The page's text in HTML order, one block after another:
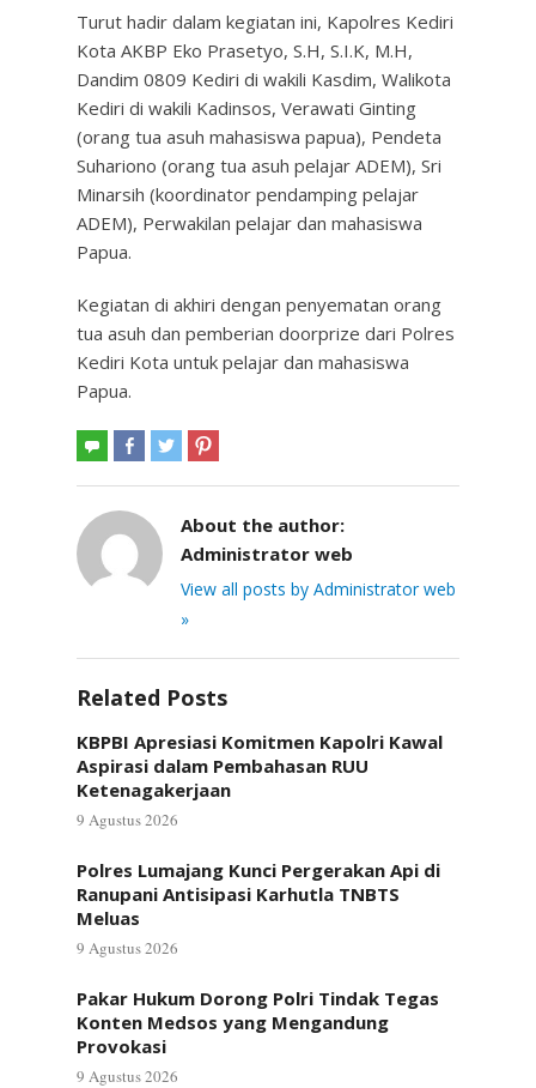
Turut hadir dalam kegiatan ini, Kapolres Kediri
Kota AKBP Eko Prasetyo, S.H, S.I.K, M.H,
Dandim 0809 Kediri di wakili Kasdim, Walikota
Kediri di wakili Kadinsos, Verawati Ginting
(orang tua asuh mahasiswa papua), Pendeta
Suhariono (orang tua asuh pelajar ADEM), Sri
Minarsih (koordinator pendamping pelajar
ADEM), Perwakilan pelajar dan mahasiswa
Papua.
Kegiatan di akhiri dengan penyematan orang
tua asuh dan pemberian doorprize dari Polres
Kediri Kota untuk pelajar dan mahasiswa
Papua.
About the author:
Administrator web
View all posts by Administrator web
»
Related Posts
KBPBI Apresiasi Komitmen Kapolri Kawal
Aspirasi dalam Pembahasan RUU
Ketenagakerjaan
9 Agustus 2026
Polres Lumajang Kunci Pergerakan Api di
Ranupani Antisipasi Karhutla TNBTS
Meluas
9 Agustus 2026
Pakar Hukum Dorong Polri Tindak Tegas
Konten Medsos yang Mengandung
Provokasi
9 Agustus 2026